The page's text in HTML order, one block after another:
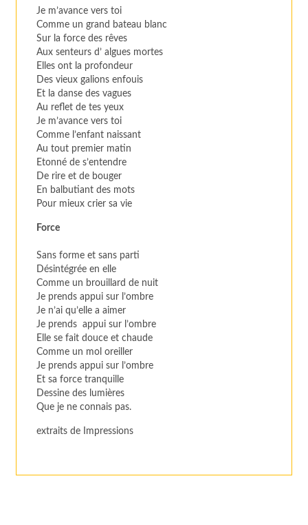
Je m’avance vers toi
Comme un grand bateau blanc
Sur la force des rêves
Aux senteurs d’ algues mortes
Elles ont la profondeur
Des vieux galions enfouis
Et la danse des vagues
Au reflet de tes yeux
Je m’avance vers toi
Comme l’enfant naissant
Au tout premier matin
Etonné de s’entendre
De rire et de bouger
En balbutiant des mots
Pour mieux crier sa vie
Force
Sans forme et sans parti
Désintégrée en elle
Comme un brouillard de nuit
Je prends appui sur l’ombre
Je n’ai qu’elle a aimer
Je prends appui sur l’ombre
Elle se fait douce et chaude
Comme un mol oreiller
Je prends appui sur l’ombre
Et sa force tranquille
Dessine des lumières
Que je ne connais pas.
extraits de Impressions